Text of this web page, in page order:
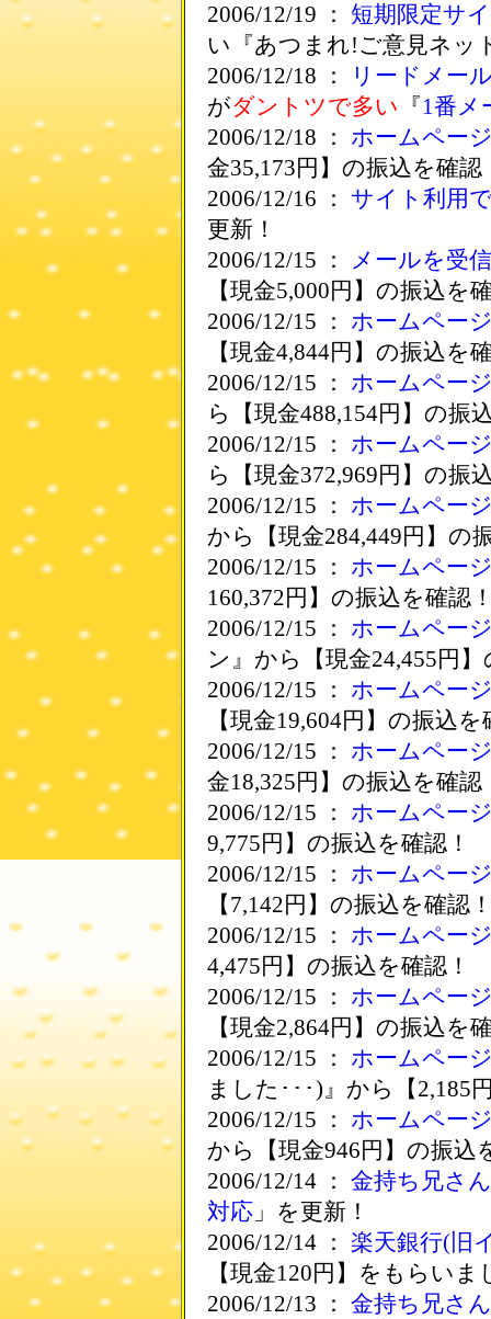
2006/12/19 ： 短期限定サ
い『あつまれ!ご意見ネッ
2006/12/18 ：
リードメー
がダントツで多い 『1番メ
2006/12/18 ： ホームペー
金35,173円】の振込を確認
2006/12/16 ： サイト利用
更新！
2006/12/15 ：
メールを受
【現金5,000円】の振込を
2006/12/15 ： ホームペー
【現金4,844円】の振込を
2006/12/15 ： ホームペー
ら【現金488,154円】の振
2006/12/15 ： ホームペー
ら【現金372,969円】の振
2006/12/15 ： ホームペー
から【現金284,449円】の
2006/12/15 ： ホームペー
160,372円】の振込を確認
2006/12/15 ： ホームペー
ン』から【現金24,455円
2006/12/15 ： ホームペー
【現金19,604円】の振込
2006/12/15 ： ホームペー
金18,325円】の振込を確認
2006/12/15 ： ホームペー
9,775円】の振込を確認！
2006/12/15 ： ホームペー
【7,142円】の振込を確認
2006/12/15 ： ホームペー
4,475円】の振込を確認！
2006/12/15 ： ホームペー
【現金2,864円】の振込を
2006/12/15 ： ホームペー
ました･･･)』から【2,185
2006/12/15 ： ホームペー
から【現金946円】の振込
2006/12/14 ： 金持ち兄さ
対応 」を更新！
2006/12/14 ： 楽天銀行(旧
【現金120円】をもらいま
2006/12/13 ： 金持ち兄さ